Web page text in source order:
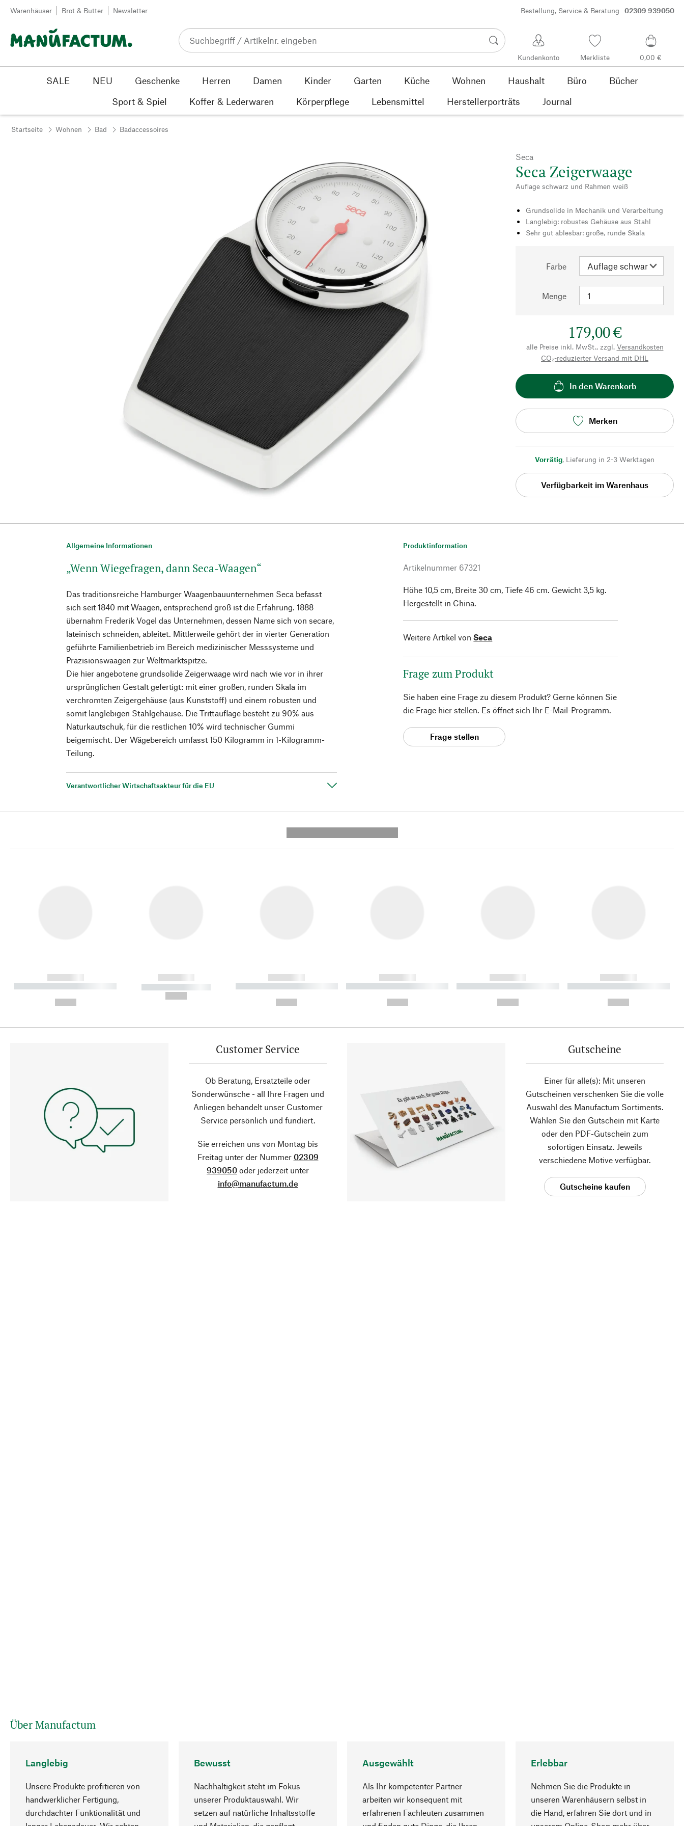
Zum Inhalt springen
Warenhäuser Brot & Butter Newsletter Bestellung, Service & Beratung 02309 939050
Kundenkonto Merkliste 0,00 €
SALE NEU Geschenke Herren Damen Kinder Garten Küche Wohnen Haushalt Büro
Bücher
Sport & Spiel
Koffer & Lederwaren Körperpflege Lebensmittel Herstellerporträts Journal
Startseite Wohnen Bad Badaccessoires
Seca
Seca Zeigerwaage
Auflage schwarz und Rahmen weiß
Grundsolide in Mechanik und Verarbeitung
Langlebig: robustes Gehäuse aus Stahl
Sehr gut ablesbar: große, runde Skala
Farbe
Menge
179,00 €
alle Preise inkl. MwSt., zzgl. Versandkosten
CO₂-reduzierter Versand mit DHL
In den Warenkorb
Merken
Vorrätig, Lieferung in 2-3 Werktagen
Verfügbarkeit im Warenhaus
Allgemeine Informationen
„Wenn Wiegefragen, dann Seca-Waagen“
Das traditionsreiche Hamburger Waagenbauunternehmen Seca befasst
sich seit 1840 mit Waagen, entsprechend groß ist die Erfahrung. 1888
übernahm Frederik Vogel das Unternehmen, dessen Name sich von secare,
lateinisch schneiden, ableitet. Mittlerweile gehört der in vierter Generation
geführte Familienbetrieb im Bereich medizinischer Messsysteme und
Präzisionswaagen zur Weltmarktspitze.
Die hier angebotene grundsolide Zeigerwaage wird nach wie vor in ihrer
ursprünglichen Gestalt gefertigt: mit einer großen, runden Skala im
verchromten Zeigergehäuse (aus Kunststoff) und einem robusten und
somit langlebigen Stahlgehäuse. Die Trittauflage besteht zu 90% aus
Naturkautschuk, für die restlichen 10% wird technischer Gummi
beigemischt. Der Wägebereich umfasst 150 Kilogramm in 1-Kilogramm-
Teilung.
Verantwortlicher Wirtschaftsakteur für die EU
Produktinformation
Artikelnummer 67321
Höhe 10,5 cm, Breite 30 cm, Tiefe 46 cm. Gewicht 3,5 kg.
Hergestellt in China.
Weitere Artikel von Seca
Frage zum Produkt
Sie haben eine Frage zu diesem Produkt? Gerne können Sie
die Frage hier stellen. Es öffnet sich Ihr E-Mail-Programm.
Frage stellen
------------
----------- ----------- ----------
------------
----------- -----------
------------
----------- ----------- ----------
------------
----------- ----------- ----------
------------
----------- ----------- ----------
------------
----------- ----------- ----------
Customer Service
Ob Beratung, Ersatzteile oder
Sonderwünsche - all Ihre Fragen und
Anliegen behandelt unser Customer
Service persönlich und fundiert.
Sie erreichen uns von Montag bis
Freitag unter der Nummer 02309
939050 oder jederzeit unter
info@manufactum.de
Gutscheine
Einer für alle(s): Mit unseren
Gutscheinen verschenken Sie die volle
Auswahl des Manufactum Sortiments.
Wählen Sie den Gutschein mit Karte
oder den PDF-Gutschein zum
sofortigen Einsatz. Jeweils
verschiedene Motive verfügbar.
Gutscheine kaufen
Über Manufactum
Langlebig
Unsere Produkte profitieren von
handwerklicher Fertigung,
durchdachter Funktionalität und
Bewusst
Nachhaltigkeit steht im Fokus
unserer Produktauswahl. Wir
setzen auf natürliche Inhaltsstoffe
Ausgewählt
Als Ihr kompetenter Partner
arbeiten wir konsequent mit
erfahrenen Fachleuten zusammen
Erlebbar
Nehmen Sie die Produkte in
unseren Warenhäusern selbst in
die Hand, erfahren Sie dort und in